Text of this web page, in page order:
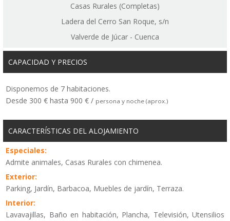
Casas Rurales (Completas)
Ladera del Cerro San Roque, s/n
Valverde de Júcar - Cuenca
CAPACIDAD Y PRECIOS
Disponemos de 7 habitaciones.
Desde 300 € hasta 900 € / persona y noche (aprox.)
CARACTERÍSTICAS DEL ALOJAMIENTO
Especiales:
Admite animales, Casas Rurales con chimenea.
Exterior:
Parking, Jardín, Barbacoa, Muebles de jardín, Terraza.
Interior:
Lavavajillas, Baño en habitación, Plancha, Televisión, Utensilios